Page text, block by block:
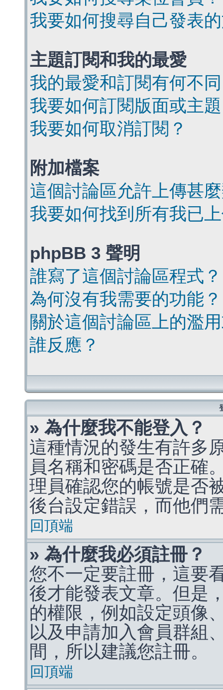
我要如何搜尋自己發表
主題訂閱和我的最愛
我的最愛和訂閱有何不
我要如何訂閱版面或主
我要如何取消訂閱？
附加檔案
這個討論區允許上傳甚
我要如何找到所有我已
phpBB 3 聲明
誰寫了這個討論區程式？
為何沒有我需要的功能？
關於這個討論區上的濫
誰反應？
» 為什麼我不能登入？
這種情況的發生有許多
員名稱和密碼是否正確
理員確認您的帳號是否
後台設定錯誤，而他們
回頂端
» 為什麼我必須註冊？
您不一定要註冊，這要
後才能發表文章。但是
的權限，例如設定頭像
以及申請加入會員群組
間，所以建議您註冊。
回頂端